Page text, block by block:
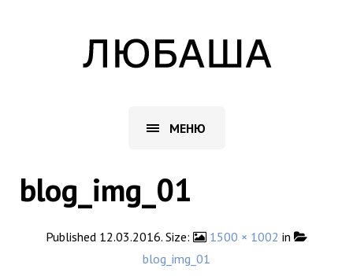
МЕНЮ
blog_img_01
Published 12.03.2016. Size: 1500 × 1002 in
blog_img_01